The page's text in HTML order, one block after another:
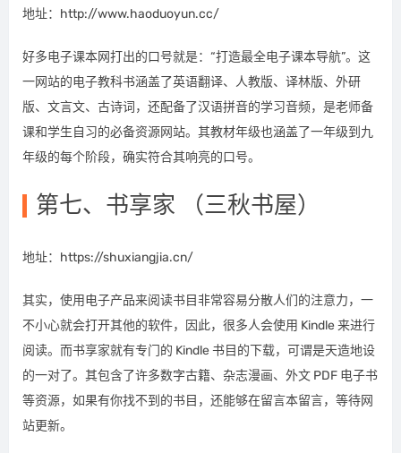
地址：http://www.haoduoyun.cc/
好多电子课本网打出的口号就是：“打造最全电子课本导航”。这
一网站的电子教科书涵盖了英语翻译、人教版、译林版、外研
版、文言文、古诗词，还配备了汉语拼音的学习音频，是老师备
课和学生自习的必备资源网站。其教材年级也涵盖了一年级到九
年级的每个阶段，确实符合其响亮的口号。
第七、书享家 （三秋书屋）
地址：https://shuxiangjia.cn/
其实，使用电子产品来阅读书目非常容易分散人们的注意力，一
不小心就会打开其他的软件，因此，很多人会使用 Kindle 来进行
阅读。而书享家就有专门的 Kindle 书目的下载，可谓是天造地设
的一对了。其包含了许多数字古籍、杂志漫画、外文 PDF 电子书
等资源，如果有你找不到的书目，还能够在留言本留言，等待网
站更新。